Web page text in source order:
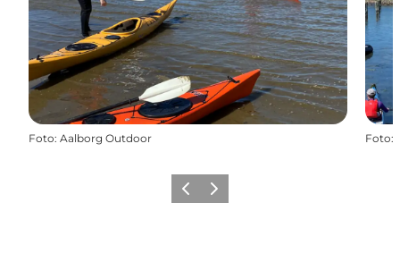
Foto: Aalborg Outdoor Foto:
ForrigeNæste